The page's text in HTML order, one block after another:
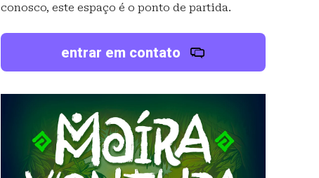
conosco, este espaço é o ponto de partida.
entrar em contato